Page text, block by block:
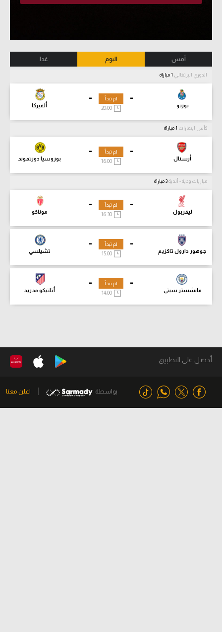
أمس اليوم غدا
الدوري البرتغالي
-
بورتو
-
ألفيركا
لم تبدأ
كأس الإمارات
-
أرسنال
-
بوروسيا دورتموند
لم تبدأ
مباريات ودية - أندية
-
ليفربول
-
موناكو
لم تبدأ
-
جوهور دارول تاكزيم
-
تشيلسي
لم تبدأ
15:00
-
مانشستر سيتي
-
أتلتيكو مدريد
لم تبدأ
14:00
أحصل على التطبيق
بواسطة اعلن معنا